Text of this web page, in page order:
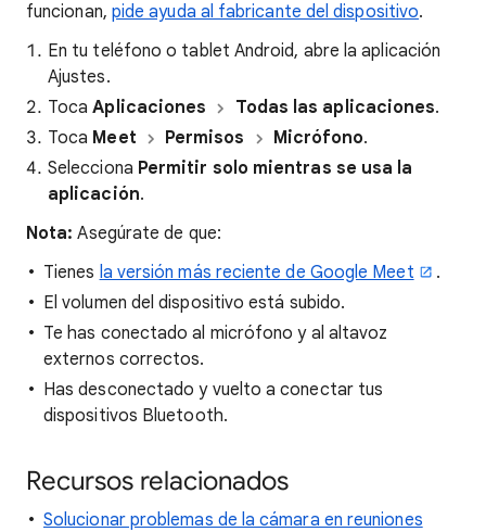
funcionan, pide ayuda al fabricante del dispositivo.
En tu teléfono o tablet Android, abre la aplicación
Ajustes.
TocaAplicaciones Todas las aplicaciones.
Toca Meet Permisos Micrófono.
Selecciona Permitir solo mientras se usa la
aplicación.
Nota: Asegúrate de que:
Tienes la versión más reciente de Google Meet
.
El volumen del dispositivo está subido.
Te has conectado al micrófono y al altavoz
externos correctos.
Has desconectado y vuelto a conectar tus
dispositivos Bluetooth.
Recursos relacionados
Solucionar problemas de la cámara en reuniones